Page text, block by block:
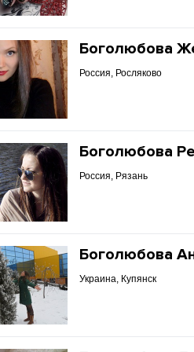
Боголюбова
Россия, Росляково
Боголюбова
Россия, Рязань
Боголюбова
Украина, Купянск